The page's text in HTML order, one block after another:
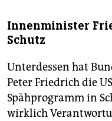
Innenminister
Schutz
Unterdessen hat
Peter Friedrich die
Spähprogramm in
wirklich